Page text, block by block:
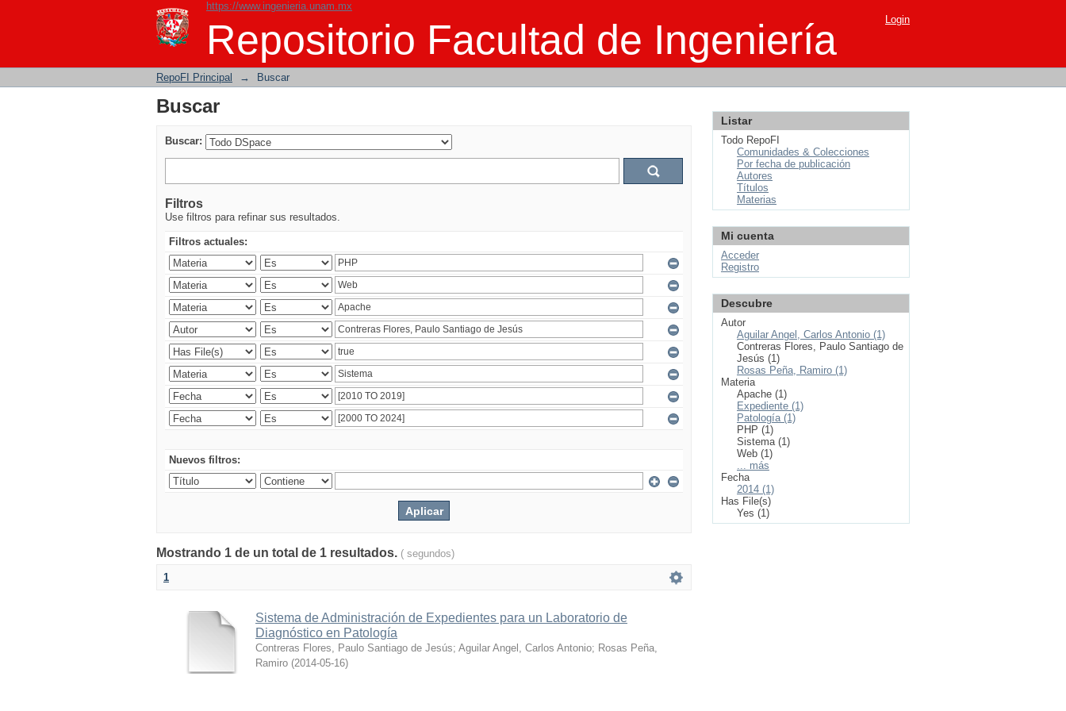
https://www.ingenieria.unam.mx
Repositorio Facultad de Ingeniería
Buscar Login
RepoFI Principal → Buscar
Buscar
Buscar:
Filtros
Use filtros para refinar sus resultados.
Filtros actuales:
Nuevos filtros:
Mostrando 1 de un total de 1 resultados. ( segundos)
1
Sistema de Administración de Expedientes para un Laboratorio de
Diagnóstico en Patología
Contreras Flores, Paulo Santiago de Jesús; Aguilar Angel, Carlos Antonio; Rosas Peña,
Ramiro (2014-05-16)
Listar
Todo RepoFI
Comunidades & Colecciones
Por fecha de publicación
Autores
Títulos
Materias
Mi cuenta
Acceder
Registro
Descubre
Autor
Aguilar Angel, Carlos Antonio (1)
Contreras Flores, Paulo Santiago de
Jesús (1)
Rosas Peña, Ramiro (1)
Materia
Apache (1)
Expediente (1)
Patología (1)
PHP (1)
Sistema (1)
Web (1)
... más
Fecha
2014 (1)
Has File(s)
Yes (1)